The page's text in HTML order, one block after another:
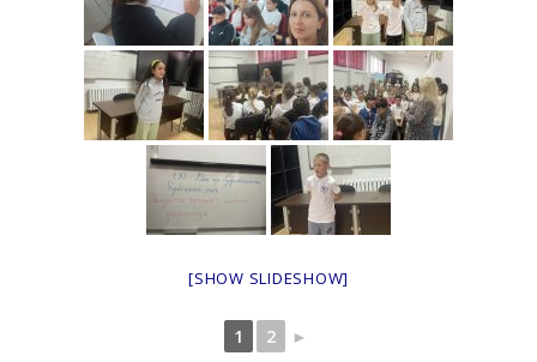
[SHOW SLIDESHOW]
1 2 ►